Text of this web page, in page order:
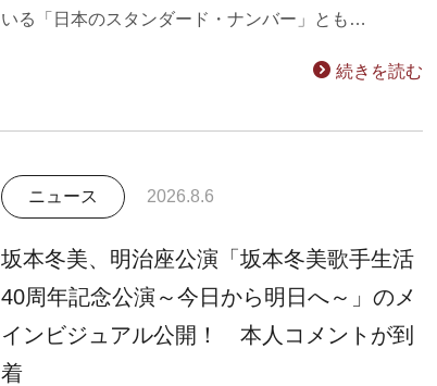
いる「日本のスタンダード・ナンバー」とも…
続きを読む
ニュース 2026.8.6
坂本冬美、明治座公演「坂本冬美歌手生活
40周年記念公演～今日から明日へ～」のメ
インビジュアル公開！ 本人コメントが到
着